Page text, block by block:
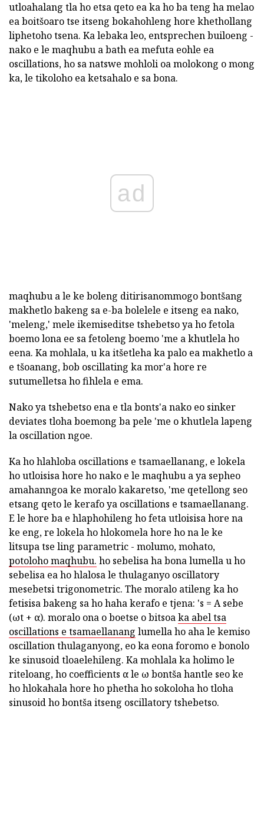
utloahalang tla ho etsa qeto ea ka ho ba teng ha melao
ea boitšoaro tse itseng bokahohleng hore khethollang
liphetoho tsena. Ka lebaka leo, entsprechen builoeng -
nako e le maqhubu a bath ea mefuta eohle ea
oscillations, ho sa natswe mohloli oa molokong o mong
ka, le tikoloho ea ketsahalo e sa bona.
ad
maqhubu a le ke boleng ditirisanommogo bontšang
makhetlo bakeng sa e-ba bolelele e itseng ea nako,
'meleng,' mele ikemiseditse tshebetso ya ho fetola
boemo lona ee sa fetoleng boemo 'me a khutlela ho
eena. Ka mohlala, u ka itšetleha ka palo ea makhetlo a
e tšoanang, bob oscillating ka mor'a hore re
sutumelletsa ho fihlela e ema.
Nako ya tshebetso ena e tla bonts'a nako eo sinker
deviates tloha boemong ba pele 'me o khutlela lapeng
la oscillation ngoe.
Ka ho hlahloba oscillations e tsamaellanang, e lokela
ho utloisisa hore ho nako e le maqhubu a ya sepheo
amahanngoa ke moralo kakaretso, 'me qetellong seo
etsang qeto le kerafo ya oscillations e tsamaellanang.
E le hore ba e hlaphohileng ho feta utloisisa hore na
ke eng, re lokela ho hlokomela hore ho na le ke
litsupa tse ling parametric - molumo, mohato,
potoloho maqhubu. ho sebelisa ha bona lumella u ho
sebelisa ea ho hlalosa le thulaganyo oscillatory
mesebetsi trigonometric. The moralo atileng ka ho
fetisisa bakeng sa ho haha kerafo e tjena: 's = A sebe
(ωt + α). moralo ona o boetse o bitsoaka abel tsa
oscillations e tsamaellanang lumella ho aha le kemiso
oscillation thulaganyong, eo ka eona foromo e bonolo
ke sinusoid tloaelehileng. Ka mohlala ka holimo le
riteloang, ho coefficients α le ω bontša hantle seo ke
ho hlokahala hore ho phetha ho sokoloha ho tloha
sinusoid ho bontša itseng oscillatory tshebetso.